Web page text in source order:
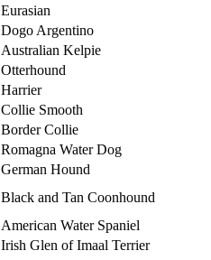
Eurasian
Dogo Argentino
Australian Kelpie
Otterhound
Harrier
Collie Smooth
Border Collie
Romagna Water Dog
German Hound
Black and Tan Coonhound
American Water Spaniel
Irish Glen of Imaal Terrier